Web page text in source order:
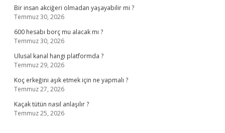
Bir insan akciğeri olmadan yaşayabilir mi ?
Temmuz 30, 2026
600 hesabı borç mu alacak mı ?
Temmuz 30, 2026
Ulusal kanal hangi platformda ?
Temmuz 29, 2026
Koç erkeğini aşık etmek için ne yapmalı ?
Temmuz 27, 2026
Kaçak tütün nasıl anlaşılır ?
Temmuz 25, 2026